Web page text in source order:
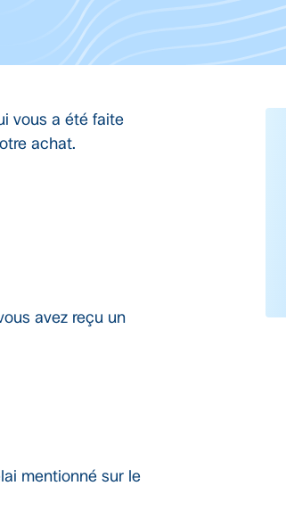
vous a été faite
achat.
avez reçu un
mentionné sur le